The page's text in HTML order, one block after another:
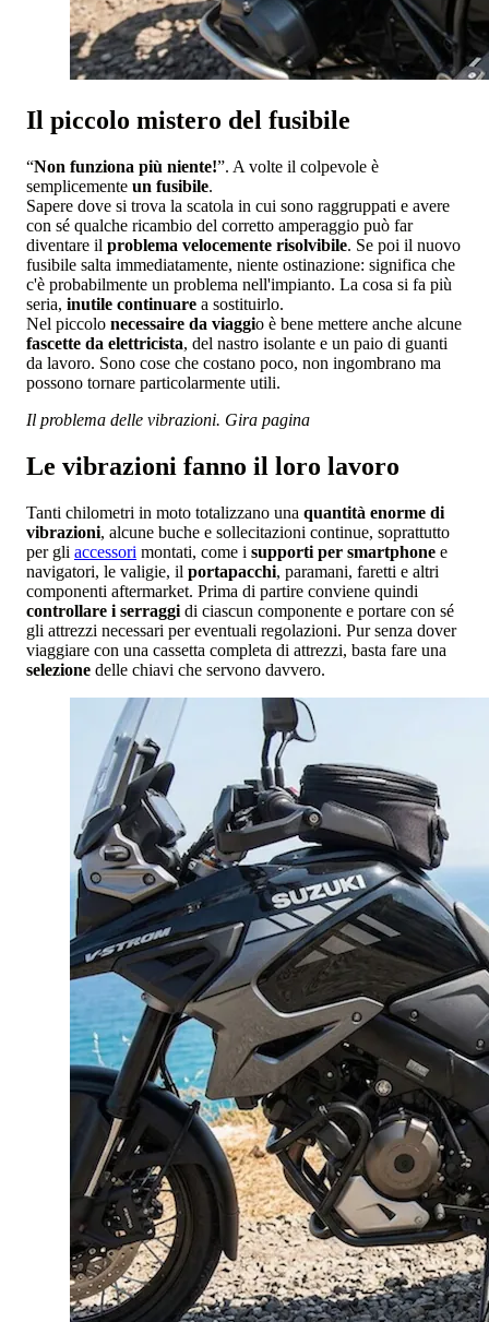
Il piccolo mistero del fusibile
“Non funziona più niente!”. A volte il colpevole è
semplicemente un fusibile.
Sapere dove si trova la scatola in cui sono raggruppati e avere
con sé qualche ricambio del corretto amperaggio può far
diventare il problema velocemente risolvibile. Se poi il nuovo
fusibile salta immediatamente, niente ostinazione: significa che
c'è probabilmente un problema nell'impianto. La cosa si fa più
seria, inutile continuare a sostituirlo.
Nel piccolo necessaire da viaggio è bene mettere anche alcune
fascette da elettricista, del nastro isolante e un paio di guanti
da lavoro. Sono cose che costano poco, non ingombrano ma
possono tornare particolarmente utili.
Il problema delle vibrazioni. Gira pagina
Le vibrazioni fanno il loro lavoro
Tanti chilometri in moto totalizzano una quantità enorme di
vibrazioni, alcune buche e sollecitazioni continue, soprattutto
per gli accessori montati, come i supporti per smartphone e
navigatori, le valigie, il portapacchi, paramani, faretti e altri
componenti aftermarket. Prima di partire conviene quindi
controllare i serraggi di ciascun componente e portare con sé
gli attrezzi necessari per eventuali regolazioni. Pur senza dover
viaggiare con una cassetta completa di attrezzi, basta fare una
selezione delle chiavi che servono davvero.